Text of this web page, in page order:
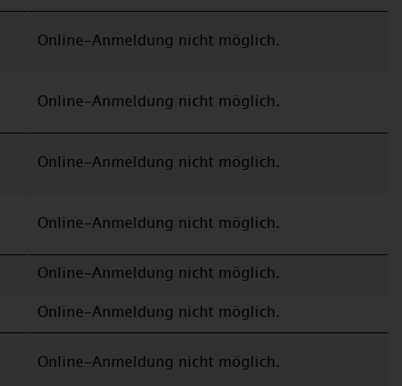
Online-Anmeldung nicht möglich.
Online-Anmeldung nicht möglich.
Online-Anmeldung nicht möglich.
Online-Anmeldung nicht möglich.
Online-Anmeldung nicht möglich.
Online-Anmeldung nicht möglich.
Online-Anmeldung nicht möglich.